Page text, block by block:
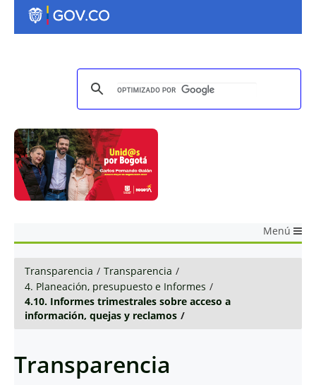
Menú
Transparencia / Transparencia /
4. Planeación, presupuesto e Informes /
4.10. Informes trimestrales sobre acceso a
información, quejas y reclamos /
Transparencia